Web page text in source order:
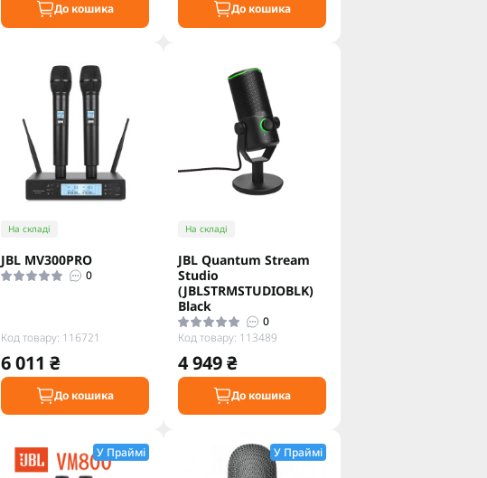
До кошика До кошика
На складі
JBL MV300PRO
0
Код товару: 116721
6 011 ₴
До кошика
На складі
JBL Quantum Stream
Studio
(JBLSTRMSTUDIOBLK)
Black
0
Код товару: 113489
4 949 ₴
До кошика
У Праймі У Праймі